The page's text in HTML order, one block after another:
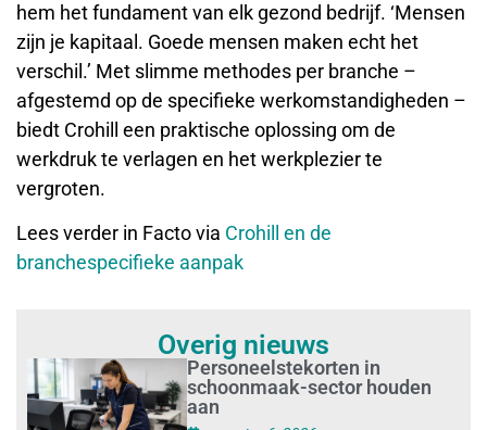
hem het fundament van elk gezond bedrijf. ‘Mensen
zijn je kapitaal. Goede mensen maken echt het
verschil.’ Met slimme methodes per branche –
afgestemd op de specifieke werkomstandigheden –
biedt Crohill een praktische oplossing om de
werkdruk te verlagen en het werkplezier te
vergroten.
Lees verder in Facto via Crohill en de
branchespecifieke aanpak
Overig nieuws
Personeelstekorten in
schoonmaak-sector houden
aan